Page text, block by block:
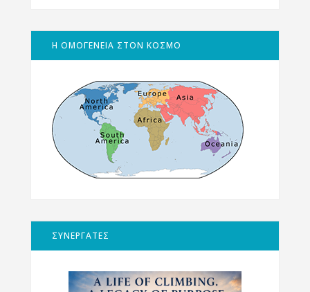
Η ΟΜΟΓΕΝΕΙΑ ΣΤΟΝ ΚΟΣΜΟ
ΣΥΝΕΡΓΑΤΕΣ